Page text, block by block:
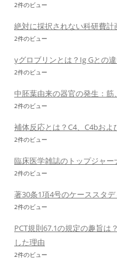
2件のビュー
絶対に採択されない科研費
2件のビュー
γグロブリンとは？Ig Gとの
2件のビュー
中胚葉由来の器官の発生：筋
2件のビュー
補体反応とは？C4、C4bおよ
2件のビュー
臨床医学雑誌のトップジャー
2件のビュー
著30条1項4号のケーススタデ
2件のビュー
PCT規則67.1の規定の趣旨は
した理由
2件のビュー